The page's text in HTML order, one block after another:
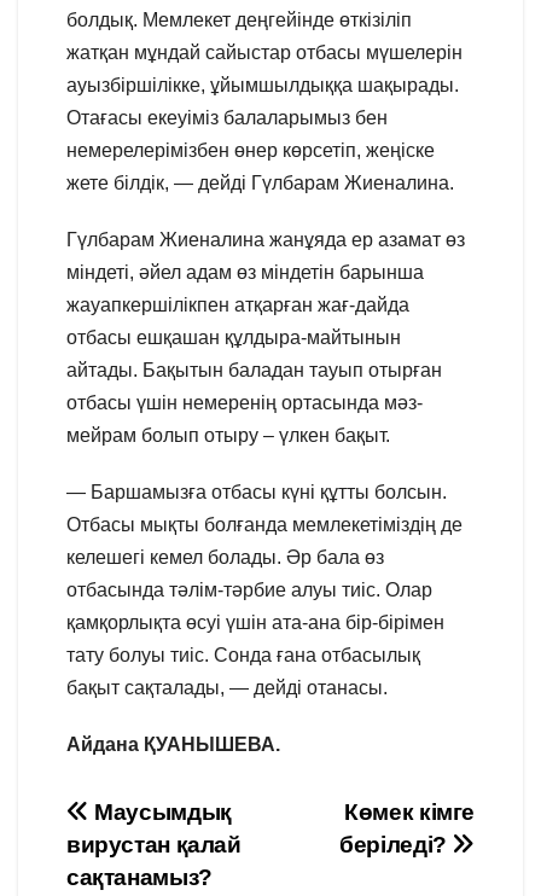
болдық. Мемлекет деңгейінде өткізіліп
жатқан мұндай сайыстар отбасы мүшелерін
ауызбіршілікке, ұйымшылдыққа шақырады.
Отағасы екеуіміз балаларымыз бен
немерелерімізбен өнер көрсетіп, жеңіске
жете білдік, — дейді Гүлбарам Жиеналина.
Гүлбарам Жиеналина жанұяда ер азамат өз
міндеті, әйел адам өз міндетін барынша
жауапкершілікпен атқарған жағ-дайда
отбасы ешқашан құлдыра-майтынын
айтады. Бақытын баладан тауып отырған
отбасы үшін немеренің ортасында мәз-
мейрам болып отыру – үлкен бақыт.
— Баршамызға отбасы күні құтты болсын.
Отбасы мықты болғанда мемлекетіміздің де
келешегі кемел болады. Әр бала өз
отбасында тәлім-тәрбие алуы тиіс. Олар
қамқорлықта өсуі үшін ата-ана бір-бірімен
тату болуы тиіс. Сонда ғана отбасылық
бақыт сақталады, — дейді отанасы.
Айдана ҚУАНЫШЕВА.
Навигация
по
Көмек кімге
беріледі?
Маусымдық
вирустан қалай
сақтанамыз?